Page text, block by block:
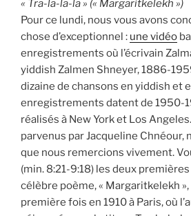
« Tra-la-la-la » (« Margaritkelekh »)
Pour ce lundi, nous vous avons
chose d’exceptionnel : une vidéo
enregistrements où l’écrivain
yiddish Zalmen Shneyer, 1886-
dizaine de chansons en yiddish et
enregistrements datent de 1950-
réalisés à New York et Los
parvenus par Jacqueline Chnéour,
que nous remercions vivement.
(min. 8:21-9:18) les deux
célèbre poème, « Margaritkelekh
première fois en 1910 à Paris, où